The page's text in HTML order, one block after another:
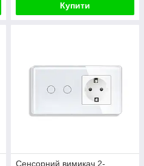
Купити
Сенсорний вимикач 2-